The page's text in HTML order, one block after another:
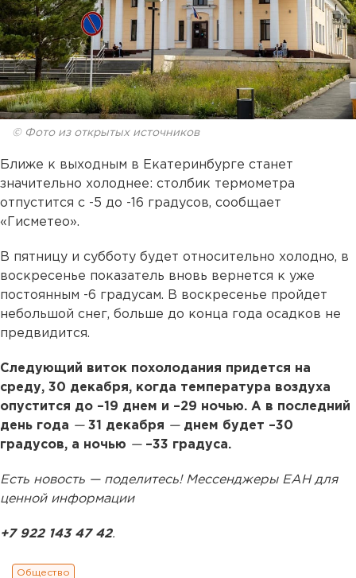
© Фото из открытых источников
Ближе к выходным в Екатеринбурге станет
значительно холоднее: столбик термометра
отпустится с -5 до -16 градусов, сообщает
«Гисметео».
В пятницу и субботу будет относительно холодно, в
воскресенье показатель вновь вернется к уже
постоянным -6 градусам. В воскресенье пройдет
небольшой снег, больше до конца года осадков не
предвидится.
Следующий виток похолодания придется на
среду, 30 декабря, когда температура воздуха
опустится до –19 днем и –29 ночью. А в последний
день года —31 декабря —днем будет –30
градусов, а ночью — –33 градуса.
Есть новость — поделитесь! Мессенджеры ЕАН для
ценной информации
+7 922 143 47 42.
Общество